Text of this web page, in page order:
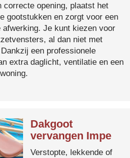
correcte opening, plaatst het
gootstukken en zorgt voor een
afwerking. Je kunt kiezen voor
al dan niet met
een professionele
extra daglicht, ventilatie en een
Dakgoot
vervangen Impe
Verstopte, lekkende of